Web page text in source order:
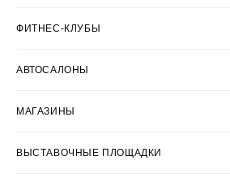
ФИТНЕС-КЛУБЫ
АВТОСАЛОНЫ
МАГАЗИНЫ
ВЫСТАВОЧНЫЕ ПЛОЩАДКИ